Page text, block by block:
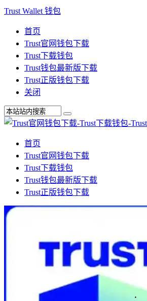
Trust Wallet 钱包
首页
Trust官网钱包下载
Trust下载钱包
Trust钱包最新版下载
Trust正版钱包下载
关闭
首页
Trust官网钱包下载
Trust下载钱包
Trust钱包最新版下载
Trust正版钱包下载